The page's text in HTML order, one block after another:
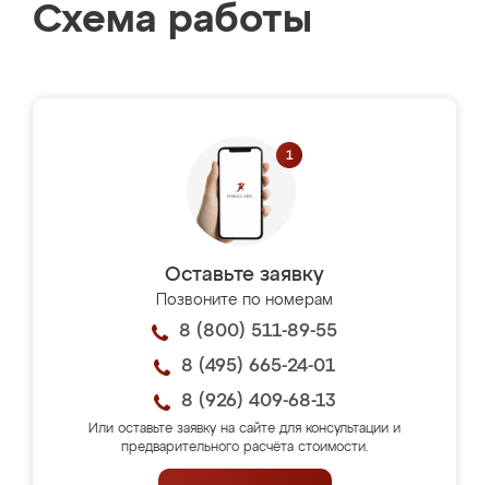
Схема работы
Оставьте заявку
Позвоните по номерам
8 (800) 511-89-55
8 (495) 665-24-01
8 (926) 409-68-13
Или оставьте заявку на сайте для консультации и
предварительного расчёта стоимости.